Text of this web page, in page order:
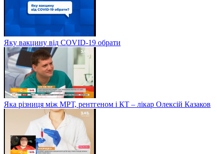
Яку вакцину від COVID-19 обрати
Яка різниця між МРТ, рентгеном і КТ – лікар Олексій Казаков